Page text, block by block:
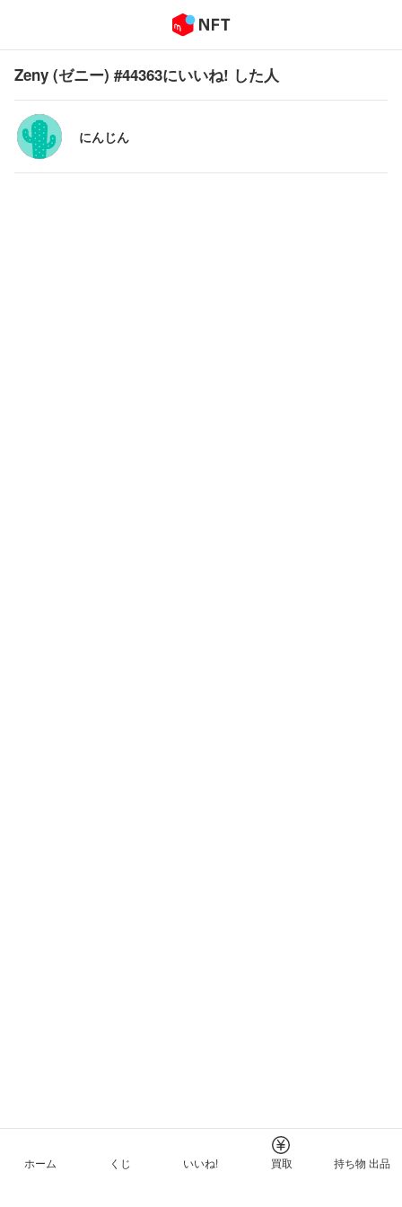
Zeny (ゼニー) #44363にいいね! した人
にんじん
ホーム くじ いいね! 買取 持ち物 出品